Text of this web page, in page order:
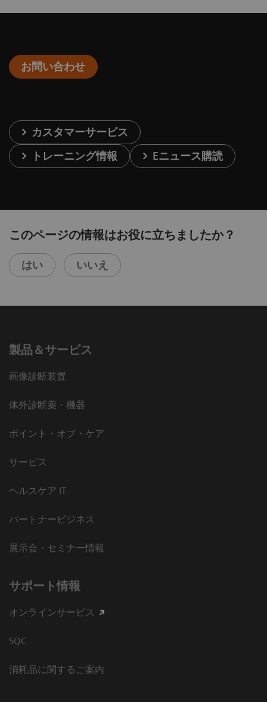
お問い合わせ
カスタマーサービス
トレーニング情報
Eニュース購読
このページの情報はお役に立ちましたか？
はい いいえ
製品＆サービス
画像診断装置
体外診断薬・機器
ポイント・オブ・ケア
サービス
ヘルスケア IT
パートナービジネス
展示会・セミナー情報
サポート情報
オンラインサービス
SQC
消耗品に関するご案内